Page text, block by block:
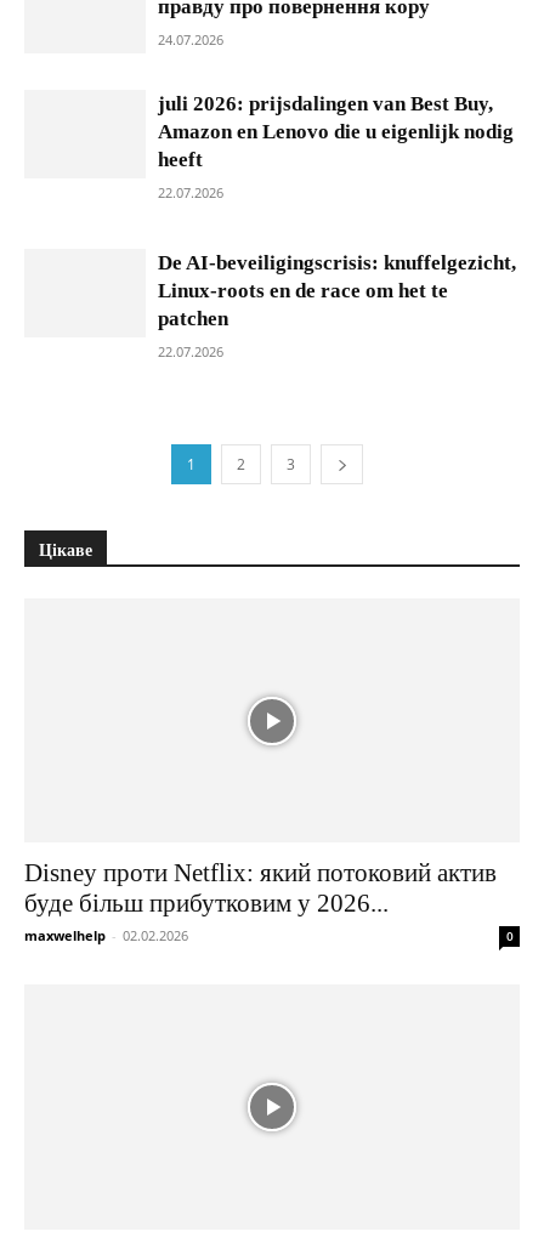
правду про повернення кору
24.07.2026
juli 2026: prijsdalingen van Best Buy,
Amazon en Lenovo die u eigenlijk nodig
heeft
22.07.2026
De AI-beveiligingscrisis: knuffelgezicht,
Linux-roots en de race om het te
patchen
22.07.2026
1 2 3
Цікаве
Disney проти Netflix: який потоковий актив
буде більш прибутковим у 2026...
maxwelhelp - 02.02.2026 0